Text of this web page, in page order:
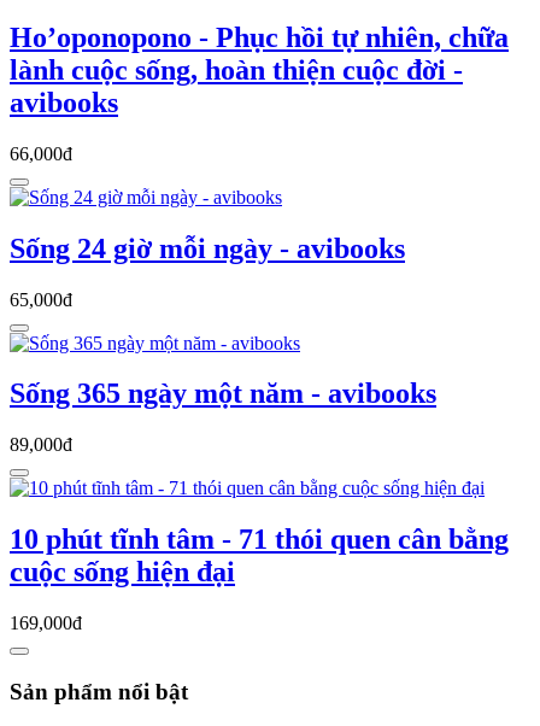
Ho’oponopono - Phục hồi tự nhiên, chữa
lành cuộc sống, hoàn thiện cuộc đời -
avibooks
66,000đ
Sống 24 giờ mỗi ngày - avibooks
65,000đ
Sống 365 ngày một năm - avibooks
89,000đ
10 phút tĩnh tâm - 71 thói quen cân bằng
cuộc sống hiện đại
169,000đ
Sản phẩm nổi bật